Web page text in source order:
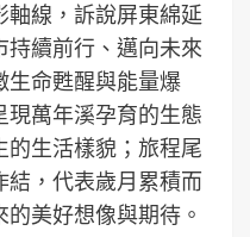
軸線，訴說屏東綿延
持續前行、邁向未來
生命甦醒與能量爆
萬年溪孕育的生態
的生活樣貌；旅程尾
結，代表歲月累積而
美好想像與期待。